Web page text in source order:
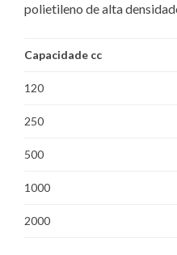
polietileno de alta
Capacidade cc
120
250
500
1000
2000